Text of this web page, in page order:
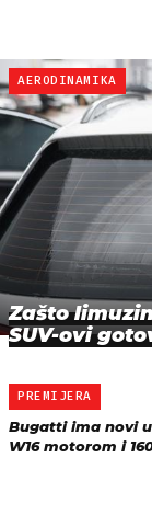
AERODINAMIKA
Zašto
SUV-ovi
PREMIJERA
Bugatti ima novi
W16 motorom i